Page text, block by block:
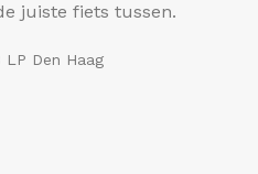
juiste fiets tussen.
Den Haag